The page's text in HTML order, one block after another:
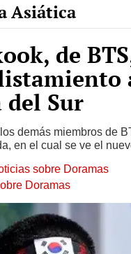
Asiática
de
del Sur
demás miembros de
en el cual se ve el
sobre Doramas
Doramas